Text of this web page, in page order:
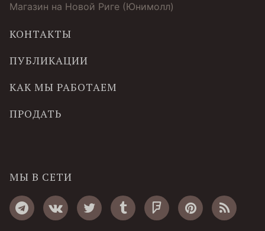
Магазин на Новой Риге (Юнимолл)
КОНТАКТЫ
ПУБЛИКАЦИИ
КАК МЫ РАБОТАЕМ
ПРОДАТЬ
МЫ В СЕТИ